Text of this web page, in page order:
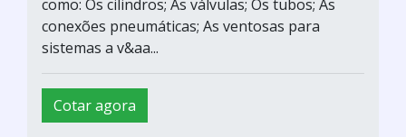
como: Os cilindros; As válvulas; Os tubos; As
conexões pneumáticas; As ventosas para
sistemas a v&aa...
Cotar agora